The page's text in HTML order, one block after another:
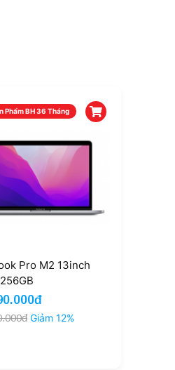
Pro M2 13inch
| New CPO